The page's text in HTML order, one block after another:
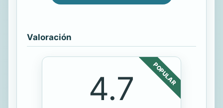
Valoración
POPULAR
4.7